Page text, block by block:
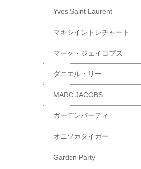
Yves Saint Laurent
マキシイントレチャート
マーク・ジェイコブス
ダニエル・リー
MARC JACOBS
ガーデンパーティ
オニツカタイガー
Garden Party